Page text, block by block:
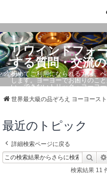
リワインドフォ
する質問・交流
初めてご利用になられる方は、
します。ヨーヨーでお困りのこ
い。できないトリック・ヨーヨ
世界最大級の品ぞろえ ヨーヨースト
最近のトピック
詳細検索ページに戻る
検索
検索結果 11